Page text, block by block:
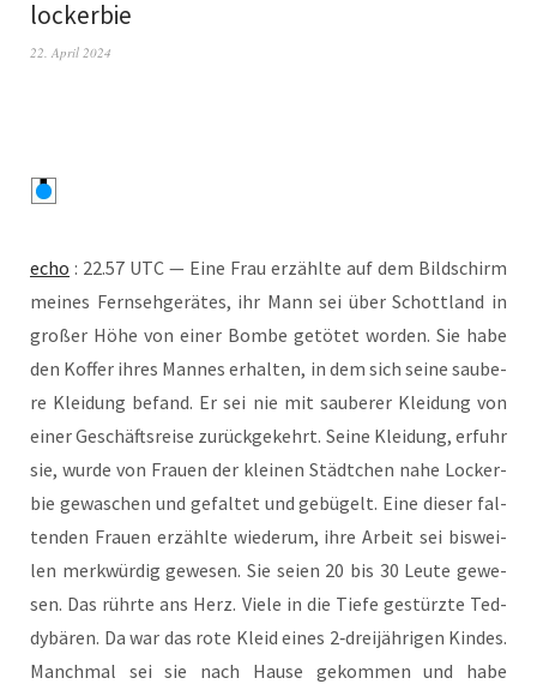
lockerbie
22. April 2024
echo : 22.57 UTC — Eine Frau erzähl­te auf dem Bild­schirm
mei­nes Fern­seh­ge­rä­tes, ihr Mann sei über Schott­land in
gro­ßer Höhe von einer Bom­be getö­tet wor­den. Sie habe
den Kof­fer ihres Man­nes erhal­ten, in dem sich sei­ne sau­be­
re Klei­dung befand. Er sei nie mit sau­be­rer Klei­dung von
einer Geschäfts­rei­se zurück­ge­kehrt. Sei­ne Klei­dung, erfuhr
sie, wur­de von Frau­en der klei­nen Städt­chen nahe Locker­
bie gewa­schen und gefal­tet und gebü­gelt. Eine die­ser fal­
ten­den Frau­en erzähl­te wie­der­um, ihre Arbeit sei bis­wei­
len merk­wür­dig gewe­sen. Sie sei­en 20 bis 30 Leu­te gewe­
sen. Das rühr­te ans Herz. Vie­le in die Tie­fe gestürz­te Ted­
dy­bä­ren. Da war das rote Kleid eines 2‑dreijährigen Kin­des.
Manch­mal sei sie nach Hau­se gekom­men und habe